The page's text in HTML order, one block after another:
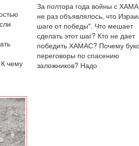
чему
За полтора года войны с
не раз объявлялось, что
шаге от победы". Что мешает
сделать этот шаг? Кто не дает
победить ХАМАС? Почему
переговоры по спасению
заложников? Надо